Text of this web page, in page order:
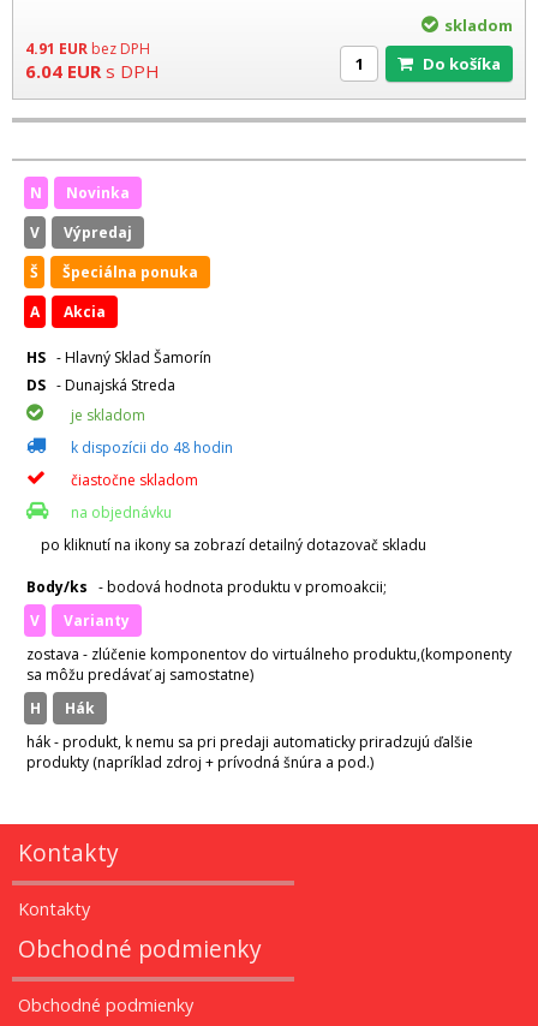
4.91 EUR bez DPH
6.04 EUR s DPH
skladom
Do košíka
N
Novinka
V
Výpredaj
Š
Špeciálna ponuka
A
Akcia
HS - Hlavný Sklad Šamorín
DS - Dunajská Streda
je skladom
k dispozícii do 48 hodin
čiastočne skladom
na objednávku
po kliknutí na ikony sa zobrazí detailný dotazovač skladu
Body/ks - bodová hodnota produktu v promoakcii;
v
varianty
zostava - zlúčenie komponentov do virtuálneho produktu,(komponenty
sa môžu predávať aj samostatne)
H
hák
hák - produkt, k nemu sa pri predaji automaticky priradzujú ďalšie
produkty (napríklad zdroj + prívodná šnúra a pod.)
Kontakty
Kontakty
Obchodné podmienky
Obchodné podmienky